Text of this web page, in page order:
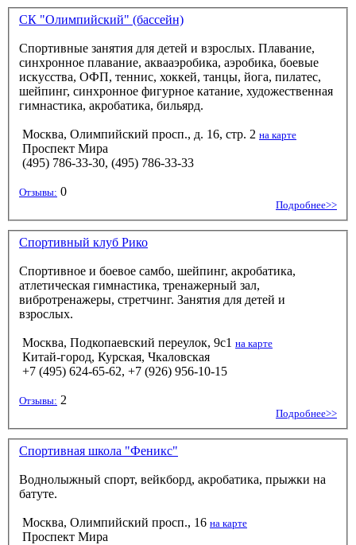
СК "Олимпийский" (бассейн)
Спортивные занятия для детей и взрослых. Плавание,
синхронное плавание, аквааэробика, аэробика, боевые
искусства, ОФП, теннис, хоккей, танцы, йога, пилатес,
шейпинг, синхронное фигурное катание, художественная
гимнастика, акробатика, бильярд.
Москва, Олимпийский просп., д. 16, стр. 2 на карте
Проспект Мира
(495) 786-33-30, (495) 786-33-33
Отзывы: 0
Подробнее>>
Спортивный клуб Рико
Спортивное и боевое самбо, шейпинг, акробатика,
атлетическая гимнастика, тренажерный зал,
вибротренажеры, стретчинг. Занятия для детей и
взрослых.
Москва, Подкопаевский переулок, 9с1 на карте
Китай-город, Курская, Чкаловская
+7 (495) 624-65-62, +7 (926) 956-10-15
Отзывы: 2
Подробнее>>
Спортивная школа "Феникс"
Воднолыжный спорт, вейкборд, акробатика, прыжки на
батуте.
Москва, Олимпийский просп., 16 на карте
Проспект Мира